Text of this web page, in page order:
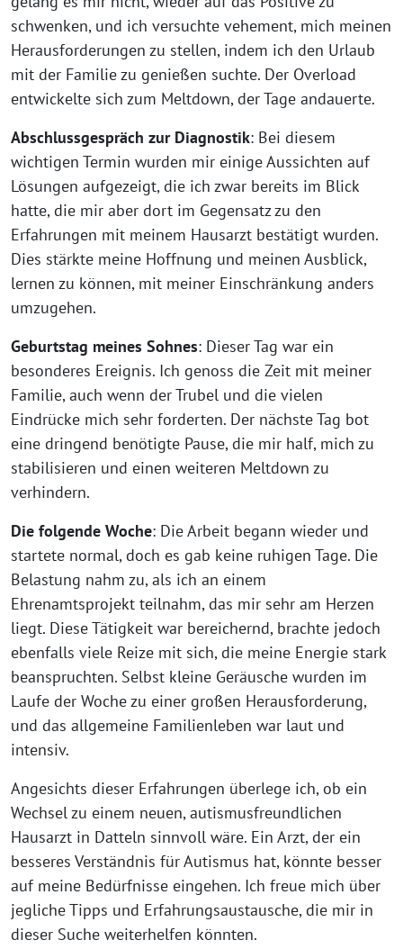
schwenken, und ich versuchte vehement, mich meinen
Herausforderungen zu stellen, indem ich den Urlaub
mit der Familie zu genießen suchte. Der Overload
entwickelte sich zum Meltdown, der Tage andauerte.
Abschlussgespräch zur Diagnostik: Bei diesem
wichtigen Termin wurden mir einige Aussichten auf
Lösungen aufgezeigt, die ich zwar bereits im Blick
hatte, die mir aber dort im Gegensatz zu den
Erfahrungen mit meinem Hausarzt bestätigt wurden.
Dies stärkte meine Hoffnung und meinen Ausblick,
lernen zu können, mit meiner Einschränkung anders
umzugehen.
Geburtstag meines Sohnes: Dieser Tag war ein
besonderes Ereignis. Ich genoss die Zeit mit meiner
Familie, auch wenn der Trubel und die vielen
Eindrücke mich sehr forderten. Der nächste Tag bot
eine dringend benötigte Pause, die mir half, mich zu
stabilisieren und einen weiteren Meltdown zu
verhindern.
Die folgende Woche: Die Arbeit begann wieder und
startete normal, doch es gab keine ruhigen Tage. Die
Belastung nahm zu, als ich an einem
Ehrenamtsprojekt teilnahm, das mir sehr am Herzen
liegt. Diese Tätigkeit war bereichernd, brachte jedoch
ebenfalls viele Reize mit sich, die meine Energie stark
beanspruchten. Selbst kleine Geräusche wurden im
Laufe der Woche zu einer großen Herausforderung,
und das allgemeine Familienleben war laut und
intensiv.
Angesichts dieser Erfahrungen überlege ich, ob ein
Wechsel zu einem neuen, autismusfreundlichen
Hausarzt in Datteln sinnvoll wäre. Ein Arzt, der ein
besseres Verständnis für Autismus hat, könnte besser
auf meine Bedürfnisse eingehen. Ich freue mich über
jegliche Tipps und Erfahrungsaustausche, die mir in
dieser Suche weiterhelfen könnten.